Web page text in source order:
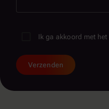
Ik ga akkoord met het
Verzenden